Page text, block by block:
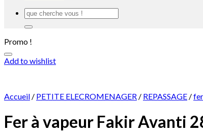
Recherche
pour :
Promo !
Add to wishlist
Accueil / PETITE ELECROMENAGER / REPASSAGE /
Fer à vapeur Fakir Avanti